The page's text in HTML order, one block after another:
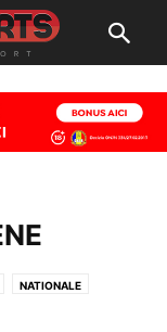
NATIONALE